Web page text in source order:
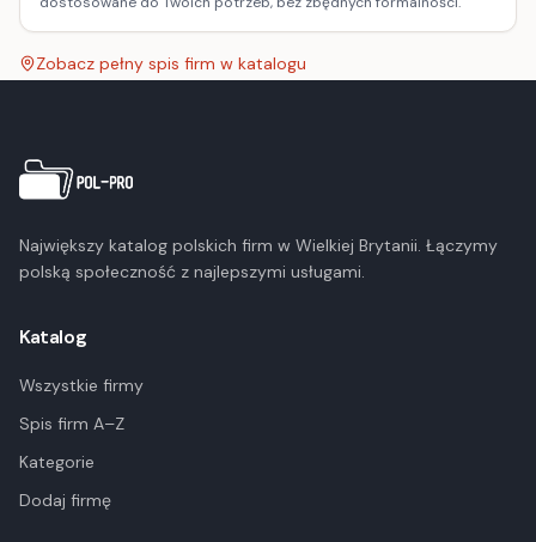
Zobacz pełny spis firm w katalogu
Największy katalog polskich firm w Wielkiej Brytanii. Łączymy
polską społeczność z najlepszymi usługami.
Katalog
Wszystkie firmy
Spis firm A–Z
Kategorie
Dodaj firmę